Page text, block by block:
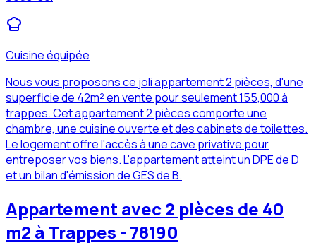
Cuisine équipée
Nous vous proposons ce joli appartement 2 pièces, d'une
superficie de 42m² en vente pour seulement 155,000 à
trappes. Cet appartement 2 pièces comporte une
chambre, une cuisine ouverte et des cabinets de toilettes.
Le logement offre l'accès à une cave privative pour
entreposer vos biens. L'appartement atteint un DPE de D
et un bilan d'émission de GES de B.
Appartement avec 2 pièces de 40
m2 à Trappes - 78190